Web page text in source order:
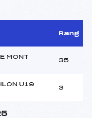
Rang
MONT
35
U19
3